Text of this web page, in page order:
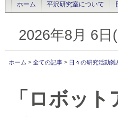
ホーム 平沢研究室について
2026年8月 6日
ホーム > 全ての記事 > 日々の研究活動雑
「ロボッ